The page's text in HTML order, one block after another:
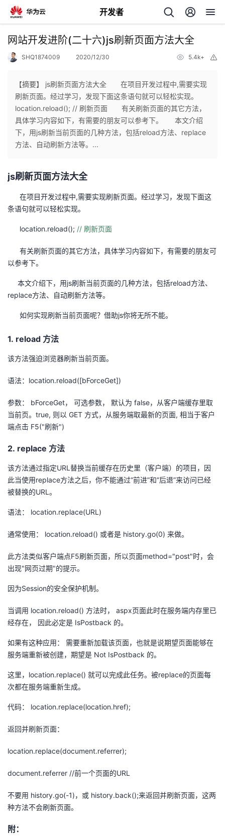
开发者
返
个
人
主
页
我
开
我
博
客
的
论
坛
我
的
圈
我
的
播
我
活
的
的
者
学
堂
我
的
程
我
认
的
我
藏
我
支
持
我
的
技
术
支
我
的
云
声
网站开发进阶(二十六)js刷新页面方法大全
SHQ1874009 2020/12/30 5.4k+
【摘要】 js刷新页面方法大全 在项目开发过程中,需要实现
刷新页面。经过学习，发现下面这条语句就可以轻松实现。
location.reload(); // 刷新页面 有关刷新页面的其它方法，
具体学习内容如下，有需要的朋友可以参考下。 本文介绍
下，用js刷新当前页面的几种方法，包括reload方法、replace
方法、自动刷新方法等。...
js刷新页面方法大全
在项目开发过程中,需要实现刷新页面。经过学习，发现下面这
条语句就可以轻松实现。
location.reload(); // 刷新页面
有关刷新页面的其它方法，具体学习内容如下，有需要的朋友可
以参考下。
本文介绍下，用js刷新当前页面的几种方法，包括reload方法、
replace方法、自动刷新方法等。
如何实现刷新当前页面呢？借助js你将无所不能。
1. reload 方法
该方法强迫浏览器刷新当前页面。
语法：location.reload([bForceGet])
参数： bForceGet， 可选参数， 默认为 false，从客户端缓存里取
当前页。true, 则以 GET 方式，从服务端取最新的页面, 相当于客户
端点击 F5("刷新")
2. replace 方法
该方法通过指定URL替换当前缓存在历史里（客户端）的项目，因
此当使用replace方法之后，你不能通过“前进”和“后退”来访问已经
被替换的URL。
语法： location.replace(URL)
通常使用： location.reload() 或者是 history.go(0) 来做。
此方法类似客户端点F5刷新页面，所以页面method="post"时，会
出现"网页过期"的提示。
因为Session的安全保护机制。
当调用 location.reload() 方法时， aspx页面此时在服务端内存里已
经存在， 因此必定是 IsPostback 的。
如果有这种应用： 需要重新加载该页面，也就是说期望页面能够在
服务端重新被创建，期望是 Not IsPostback 的。
这里，location.replace() 就可以完成此任务。被replace的页面每
次都在服务端重新生成。
代码： location.replace(location.href);
返回并刷新页面：
location.replace(document.referrer);
document.referrer //前一个页面的URL
不要用 history.go(-1)，或 history.back();来返回并刷新页面，这两
种方法不会刷新页面。
附：